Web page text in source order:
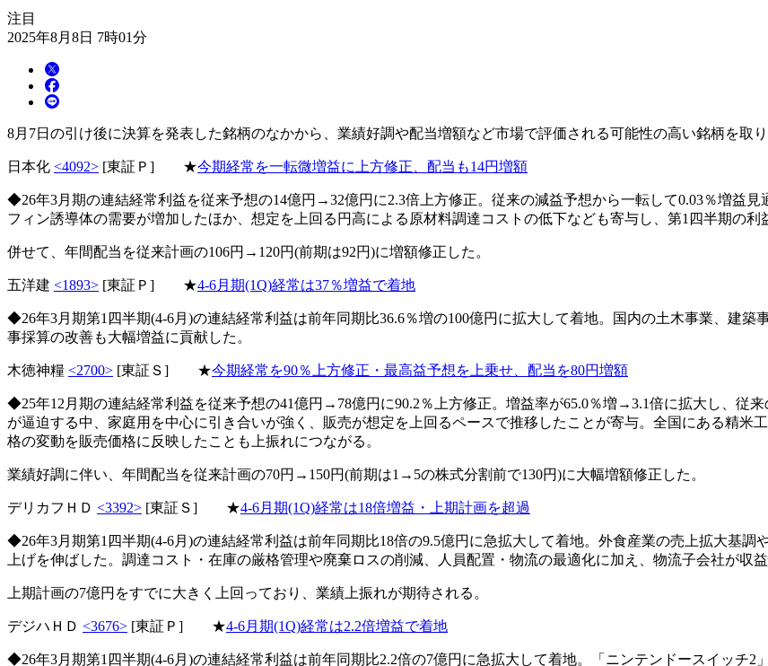
注目
2025年8月8日 7時01分
8月7日の引け後に決算を発表した銘柄のなかから、業績好調や配当増額など市場で評価される可能性の高い銘柄を取り
日本化 <4092> [東証Ｐ] ★今期経常を一転微増益に上方修正、配当も14円増額
◆26年3月期の連結経常利益を従来予想の14億円→32億円に2.3倍上方修正。従来の減益予想から一転して0.03％増益
フィン誘導体の需要が増加したほか、想定を上回る円高による原材料調達コストの低下なども寄与し、第1四半期の利
併せて、年間配当を従来計画の106円→120円(前期は92円)に増額修正した。
五洋建 <1893> [東証Ｐ] ★4-6月期(1Q)経常は37％増益で着地
◆26年3月期第1四半期(4-6月)の連結経常利益は前年同期比36.6％増の100億円に拡大して着地。国内の土木事業、建
事採算の改善も大幅増益に貢献した。
木徳神糧 <2700> [東証Ｓ] ★今期経常を90％上方修正・最高益予想を上乗せ、配当を80円増額
◆25年12月期の連結経常利益を従来予想の41億円→78億円に90.2％上方修正。増益率が65.0％増→3.1倍に拡大し、従
が逼迫する中、家庭用を中心に引き合いが強く、販売が想定を上回るペースで推移したことが寄与。全国にある精米
格の変動を販売価格に反映したことも上振れにつながる。
業績好調に伴い、年間配当を従来計画の70円→150円(前期は1→5の株式分割前で130円)に大幅増額修正した。
デリカフＨＤ <3392> [東証Ｓ] ★4-6月期(1Q)経常は18倍増益・上期計画を超過
◆26年3月期第1四半期(4-6月)の連結経常利益は前年同期比18倍の9.5億円に急拡大して着地。外食産業の売上拡大基調
上げを伸ばした。調達コスト・在庫の厳格管理や廃棄ロスの削減、人員配置・物流の最適化に加え、物流子会社が収
上期計画の7億円をすでに大きく上回っており、業績上振れが期待される。
デジハＨＤ <3676> [東証Ｐ] ★4-6月期(1Q)経常は2.2倍増益で着地
◆26年3月期第1四半期(4-6月)の連結経常利益は前年同期比2.2倍の7億円に急拡大して着地。「ニンテンドースイッチ